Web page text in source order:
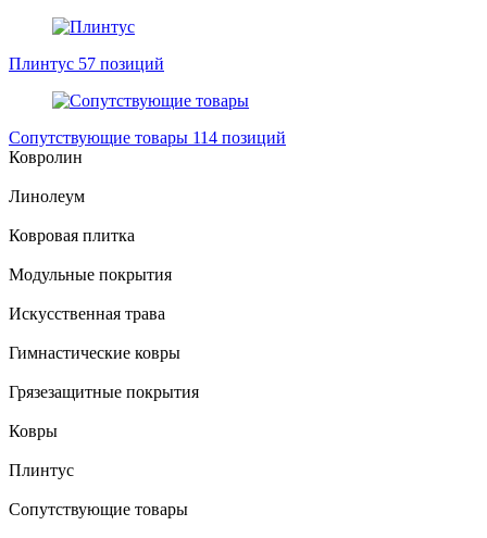
Плинтус 57 позиций
Сопутствующие товары 114 позиций
Ковролин
Линолеум
Ковровая плитка
Модульные покрытия
Искусственная трава
Гимнастические ковры
Грязезащитные покрытия
Ковры
Плинтус
Сопутствующие товары